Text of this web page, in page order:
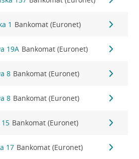
1 Bankomat (Euronet)
19A Bankomat (Euronet)
8 Bankomat (Euronet)
8 Bankomat (Euronet)
15 Bankomat (Euronet)
17 Bankomat (Euronet)